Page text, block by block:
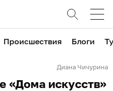
Происшествия Блоги
Диана Чичурина
«Дома искусств»